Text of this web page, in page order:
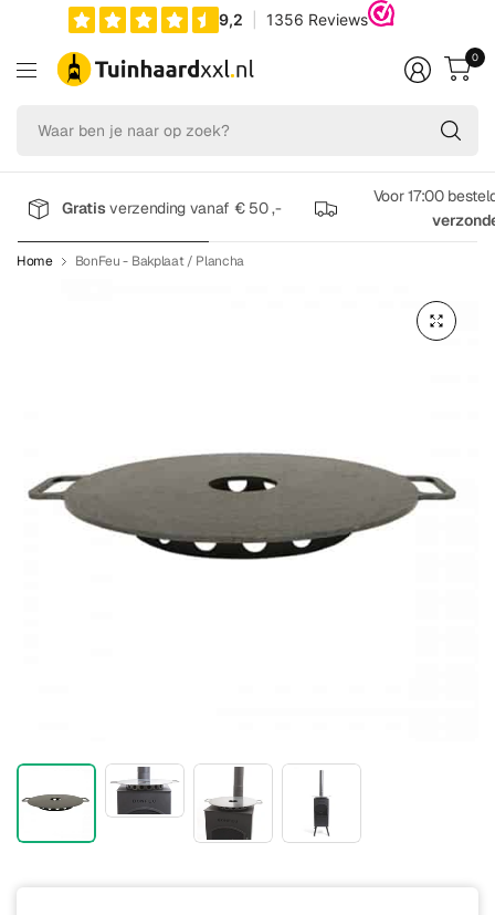
op
0
Gratisverzending vanaf € 50 ,-
Voor 17:00
Home BonFeu - Bakplaat / Plancha